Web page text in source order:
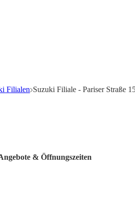
Filialen Suzuki Filiale - Pariser Straße
& Öffnungszeiten